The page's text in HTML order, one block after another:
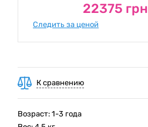
22375 грн
Следить за ценой
К сравнению
Возраст: 1-3 года